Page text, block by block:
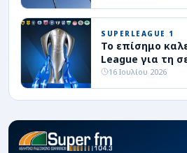
SUPERLEAGUE 1
Το επίσημο
League για τη
16 Ιουλίου 2026